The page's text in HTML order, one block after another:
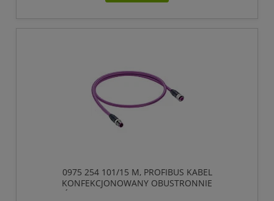
0975 254 101/15 M, PROFIBUS KABEL
KONFEKCJONOWANY OBUSTRONNIE
ZAKOŃCZONY, ZŁĄCZE MĘSKIE M12 DO ZŁĄCZE